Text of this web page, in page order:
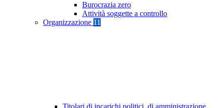
Burocrazia zero
Attività soggette a controllo
Organizzazione 11